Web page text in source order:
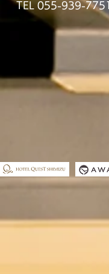
TEL 055-939-7751